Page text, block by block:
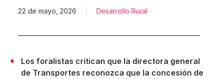
22 de mayo, 2026 Desarrollo Rural
Los foralistas critican que la directora general
de Transportes reconozca que la concesión de